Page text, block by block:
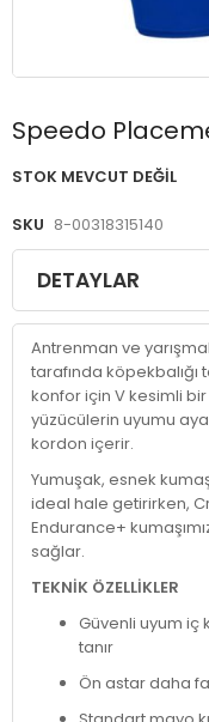
Speedo
STOK MEVCUT DEĞIL
SKU 8-00318315140
Resim
galerisinin
başlangıcına
DETAYLAR
Antrenman ve
tarafında
konfor için V kesimli
yüzücülerin uyumu
kordon içerir.
Yumuşak, esnek
ideal hale getirirken,
Endurance+
sağlar.
TEKNİK ÖZELLİKLER
Güvenli uyum iç
tanır
Ön astar daha